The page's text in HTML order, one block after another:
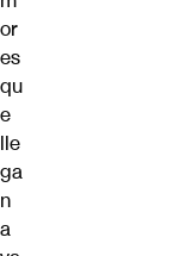
or
es
qu
e
lle
ga
n
a